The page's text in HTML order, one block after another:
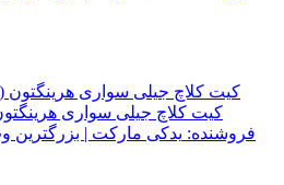
کیت کلاچ جیلی سواری
فروشنده: یدکی مارکت |